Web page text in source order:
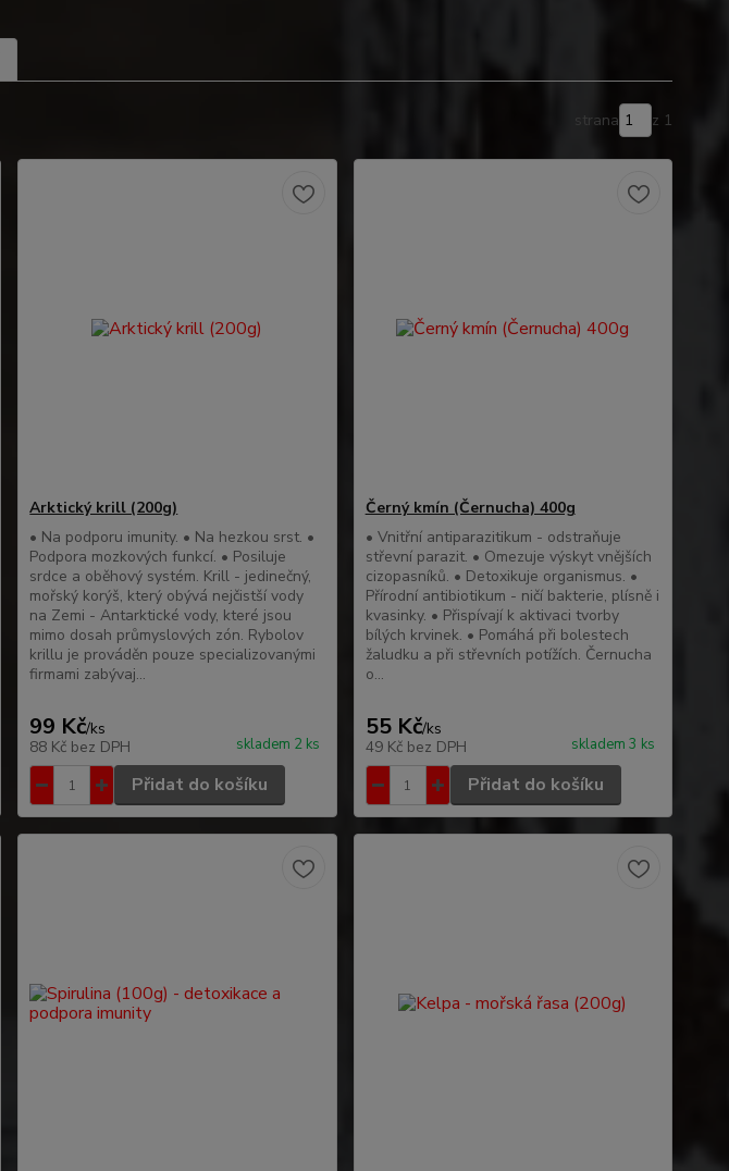
strana z 1
Arktický krill (200g)
• Na podporu imunity. • Na hezkou srst. •
Podpora mozkových funkcí. • Posiluje
srdce a oběhový systém. Krill - jedinečný,
mořský korýš, který obývá nejčistší vody
na Zemi - Antarktické vody, které jsou
mimo dosah průmyslových zón. Rybolov
krillu je prováděn pouze specializovanými
firmami zabývaj...
99 Kč/ks
88 Kč bez DPH skladem 2 ks
Přidat do košíku
Černý kmín (Černucha) 400g
• Vnitřní antiparazitikum - odstraňuje
střevní parazit. • Omezuje výskyt vnějších
cizopasníků. • Detoxikuje organismus. •
Přírodní antibiotikum - ničí bakterie, plísně i
kvasinky. • Přispívají k aktivaci tvorby
bílých krvinek. • Pomáhá při bolestech
žaludku a při střevních potížích. Černucha
o...
55 Kč/ks
49 Kč bez DPH skladem 3 ks
Přidat do košíku